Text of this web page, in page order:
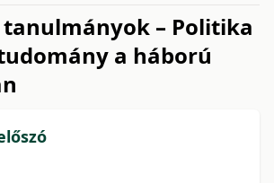
– Politika
a háború